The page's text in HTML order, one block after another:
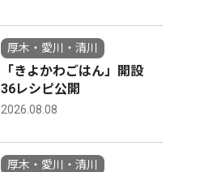
厚木・愛川・清川
「きよかわごはん」開設
36レシピ公開
2026.08.08
厚木・愛川・清川